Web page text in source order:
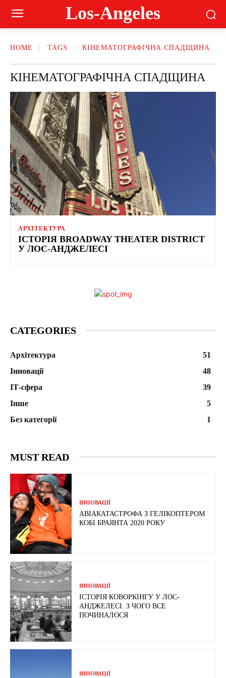
Los-Angeles
HOME TAGS КІНЕМАТОГРАФІЧНА СПАДЩИНА
КІНЕМАТОГРАФІЧНА СПАДЩИНА
АРХІТЕКТУРА
ІСТОРІЯ BROADWAY THEATER DISTRICT
У ЛОС-АНДЖЕЛЕСІ
CATEGORIES
Архітектура
51
Інновації
48
ІТ-сфера
39
Інше
5
Без категорії
1
MUST READ
ІННОВАЦІЇ
АВІАКАТАСТРОФА З ГЕЛІКОПТЕРОМ
КОБІ БРАЯНТА 2020 РОКУ
ІННОВАЦІЇ
ІСТОРІЯ КОВОРКІНГУ У ЛОС-
АНДЖЕЛЕСІ. З ЧОГО ВСЕ
ПОЧИНАЛОСЯ
ІННОВАЦІЇ